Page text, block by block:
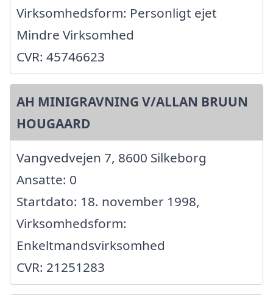
Virksomhedsform: Personligt ejet
Mindre Virksomhed
CVR: 45746623
AH MINIGRAVNING V/ALLAN BRUUN
HOUGAARD
Vangvedvejen 7, 8600 Silkeborg
Ansatte: 0
Startdato: 18. november 1998,
Virksomhedsform:
Enkeltmandsvirksomhed
CVR: 21251283